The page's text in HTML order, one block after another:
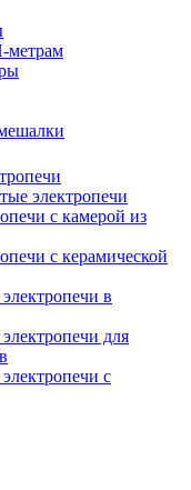
метрам
электропечи
с камерой из
с керамической
в
для
с